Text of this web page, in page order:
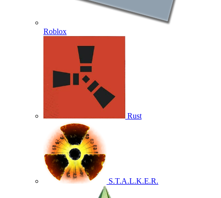
Roblox
Rust
S.T.A.L.K.E.R.